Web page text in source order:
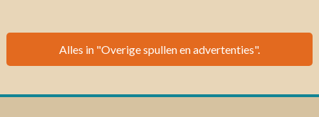
Alles in "Overige spullen en advertenties".